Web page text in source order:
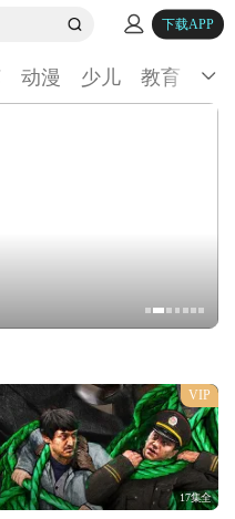
下载APP
动漫 少儿 教育 生
VIP
17集全